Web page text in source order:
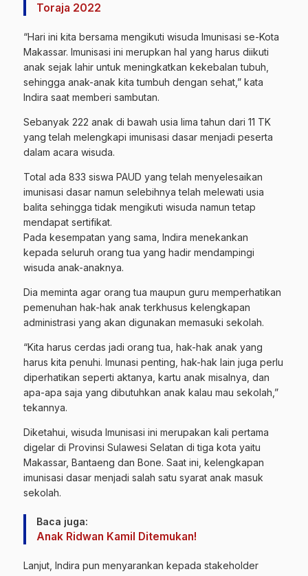
Toraja 2022
“Hari ini kita bersama mengikuti wisuda Imunisasi se-Kota
Makassar. Imunisasi ini merupkan hal yang harus diikuti
anak sejak lahir untuk meningkatkan kekebalan tubuh,
sehingga anak-anak kita tumbuh dengan sehat,” kata
Indira saat memberi sambutan.
Sebanyak 222 anak di bawah usia lima tahun dari 11 TK
yang telah melengkapi imunisasi dasar menjadi peserta
dalam acara wisuda.
Total ada 833 siswa PAUD yang telah menyelesaikan
imunisasi dasar namun selebihnya telah melewati usia
balita sehingga tidak mengikuti wisuda namun tetap
mendapat sertifikat.
Pada kesempatan yang sama, Indira menekankan
kepada seluruh orang tua yang hadir mendampingi
wisuda anak-anaknya.
Dia meminta agar orang tua maupun guru memperhatikan
pemenuhan hak-hak anak terkhusus kelengkapan
administrasi yang akan digunakan memasuki sekolah.
“Kita harus cerdas jadi orang tua, hak-hak anak yang
harus kita penuhi. Imunasi penting, hak-hak lain juga perlu
diperhatikan seperti aktanya, kartu anak misalnya, dan
apa-apa saja yang dibutuhkan anak kalau mau sekolah,”
tekannya.
Diketahui, wisuda Imunisasi ini merupakan kali pertama
digelar di Provinsi Sulawesi Selatan di tiga kota yaitu
Makassar, Bantaeng dan Bone. Saat ini, kelengkapan
imunisasi dasar menjadi salah satu syarat anak masuk
sekolah.
Baca juga:
Anak Ridwan Kamil Ditemukan!
Lanjut, Indira pun menyarankan kepada stakeholder